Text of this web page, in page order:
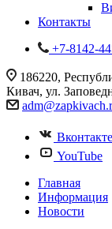
Контакты
+7-8142-
186220,
Кивач, ул.
Вконтакте
YouTube
Главная
Информация
Новости